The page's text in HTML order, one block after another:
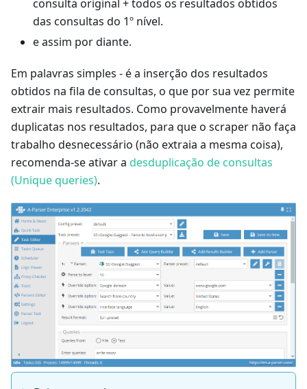
consulta original + todos os resultados obtidos
das consultas do 1º nível.
e assim por diante.
Em palavras simples - é a inserção dos resultados
obtidos na fila de consultas, o que por sua vez permite
extrair mais resultados. Como provavelmente haverá
duplicatas nos resultados, para que o scraper não faça
trabalho desnecessário (não extraia a mesma coisa),
recomenda-se ativar a desduplicação de consultas
(Unique queries).